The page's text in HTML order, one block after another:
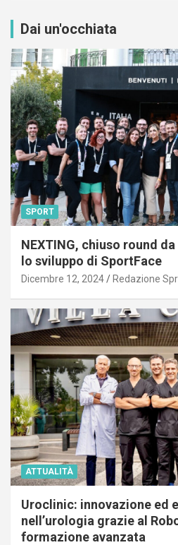
Dai un'occhiata
SPORT
NEXTING, chiuso round
lo sviluppo di SportFace
Dicembre 12, 2024 Redazione
ATTUALITÀ
Uroclinic: innovazione ed
nell’urologia grazie al
formazione avanzata